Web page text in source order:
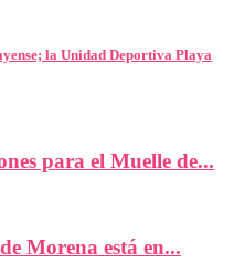
la Unidad Deportiva Playa
para el Muelle de...
Morena está en...